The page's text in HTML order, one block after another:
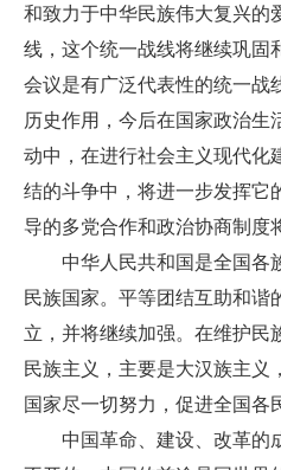
和致力于中华民族伟大复兴的
线，这个统一战线将继续巩固
会议是有广泛代表性的统一战
历史作用，今后在国家政治生
动中，在进行社会主义现代化
结的斗争中，将进一步发挥它
导的多党合作和政治协商制度
中华人民共和国是全国各
民族国家。平等团结互助和谐
立，并将继续加强。在维护民
民族主义，主要是大汉族主义
国家尽一切努力，促进全国各
中国革命、建设、改革的